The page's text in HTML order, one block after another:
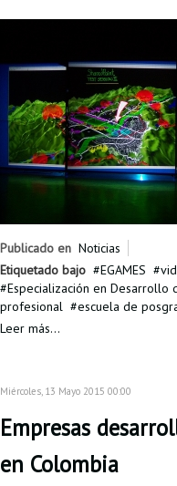
Publicado en Noticias
Etiquetado bajo
EGAMES
Especialización en Desarrollo
profesional
escuela de
Leer más...
Miércoles, 13 Mayo 2015 00:00
Empresas
en Colombia